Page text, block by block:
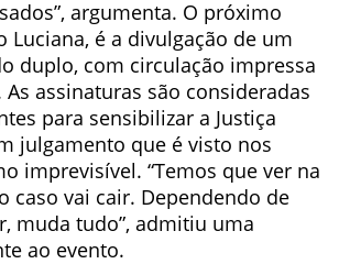
argumenta. O próximo
Luciana, é a divulgação de um
duplo, com circulação impressa
assinaturas são consideradas
para sensibilizar a Justiça
julgamento que é visto nos
imprevisível. “Temos que ver na
caso vai cair. Dependendo de
muda tudo”, admitiu uma
ao evento.